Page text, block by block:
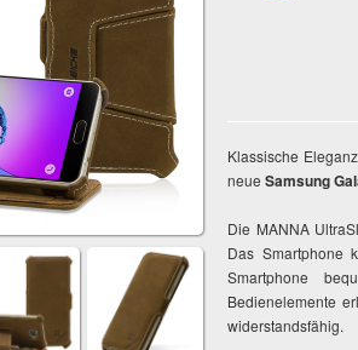
Klassische
neue Samsung
Die MANNA
Das
Smartphone
Bedienelemente
widerstandsfähig.